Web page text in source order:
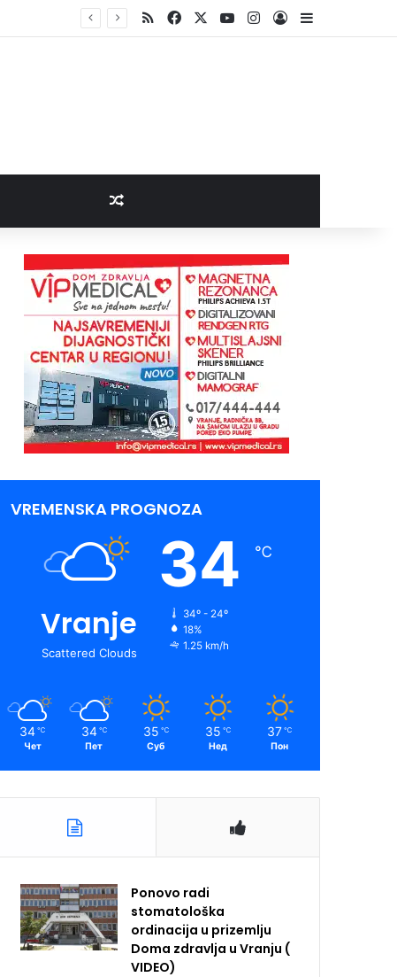
RSSFacebookYouTubeInstagram
Log InSidebar
Random Article
VREMENSKA PROGNOZA
Vranje
Scattered Clouds
34 ℃
34º - 24º
18%
1.25 km/h
34 ℃
Чет
34 ℃
Пет
35 ℃
Суб
35 ℃
Нед
37 ℃
Пон
Ponovo radi
stomatološka
ordinacija u prizemlju
Doma zdravlja u Vranju (
VIDEO)